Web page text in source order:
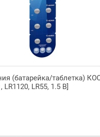
(батарейка/таблетка)
LR55, 1.5 В]